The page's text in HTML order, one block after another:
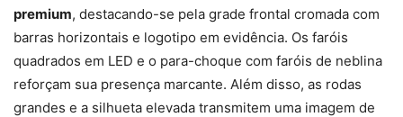
premium, destacando-se pela grade frontal cromada com
barras horizontais e logotipo em evidência. Os faróis
quadrados em LED e o para-choque com faróis de neblina
reforçam sua presença marcante. Além disso, as rodas
grandes e a silhueta elevada transmitem uma imagem de